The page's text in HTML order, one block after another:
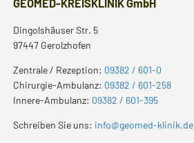
GEOMED-KREISKLINIK GmbH
Dingolshäuser Str. 5
97447 Gerolzhofen
Zentrale / Rezeption: 09382 / 601-0
Chirurgie-Ambulanz: 09382 / 601-258
Innere-Ambulanz: 09382 / 601-395
Schreiben Sie uns: info@geomed-klinik.de